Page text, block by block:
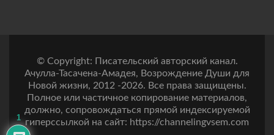
© Copyright: Писательский авторский канал.
Ачулла-Тасачена-Амадея, Возрождение Души для
Новой жизни, 2012 -2026. Все права защищены.
Полное или частичное копирование материалов,
должно, сопровождаться прямой индексируемой
гиперссылкой на сайт: https://channelingvsem.com
1